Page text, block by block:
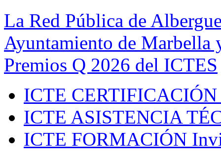
La Red Pública de
Ayuntamiento de Marbella
Premios Q 2026 del ICTES
ICTE CERTIFICACIÓN
ICTE ASISTENCIA
ICTE FORMACIÓN